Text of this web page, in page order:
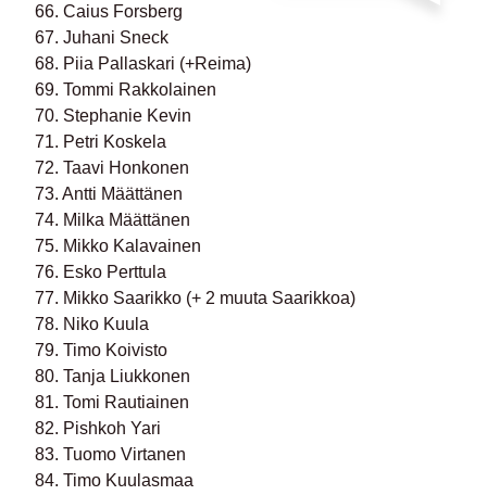
66. Caius Forsberg
67. Juhani Sneck
68. Piia Pallaskari (+Reima)
69. Tommi Rakkolainen
70. Stephanie Kevin
71. Petri Koskela
72. Taavi Honkonen
73. Antti Määttänen
74. Milka Määttänen
75. Mikko Kalavainen
76. Esko Perttula
77. Mikko Saarikko (+ 2 muuta Saarikkoa)
78. Niko Kuula
79. Timo Koivisto
80. Tanja Liukkonen
81. Tomi Rautiainen
82. Pishkoh Yari
83. Tuomo Virtanen
84. Timo Kuulasmaa